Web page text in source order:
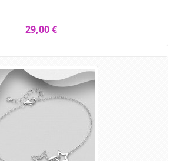
29,00 €